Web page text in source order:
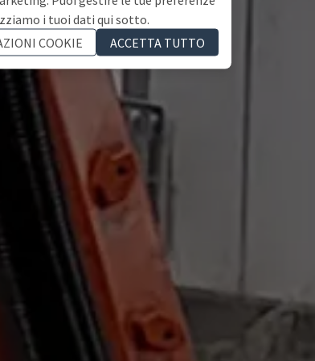
i tuoi dati qui sotto.
COOKIE
ACCETTA TUTTO